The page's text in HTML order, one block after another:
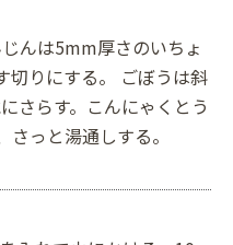
んは5mm厚さのいちょ
切りにする。 ごぼうは斜
さらす。こんにゃくとう
っと湯通しする。